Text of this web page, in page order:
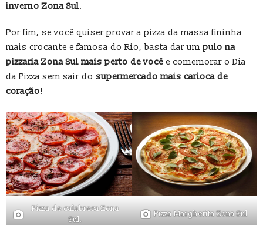
inverno Zona Sul.
Por fim, se você quiser provar a pizza da massa fininha
mais crocante e famosa do Rio, basta dar um pulo na
pizzaria Zona Sul mais perto de você e comemorar o Dia
da Pizza sem sair do supermercado mais carioca de
coração!
Pizza de calabresa Zona
Sul.
Pizza Margherita Zona Sul